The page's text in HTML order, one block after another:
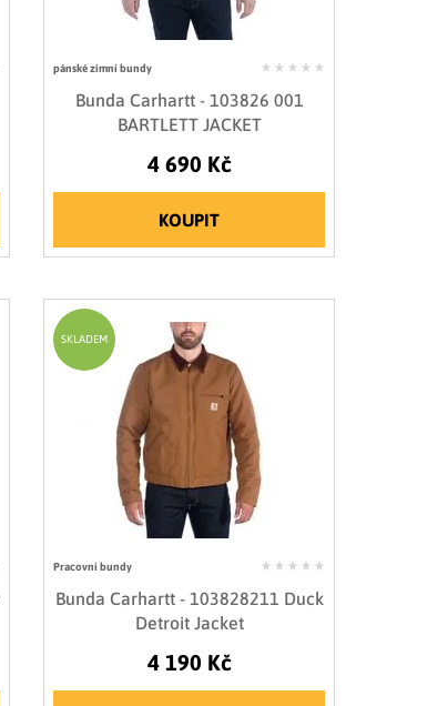
pánské zimní bundy
Bunda Carhartt - 103826 001
BARTLETT JACKET
4 690 Kč
KOUPIT
Pracovní bundy
Bunda Carhartt - 103828211 Duck
Detroit Jacket
4 190 Kč
SKLADEM